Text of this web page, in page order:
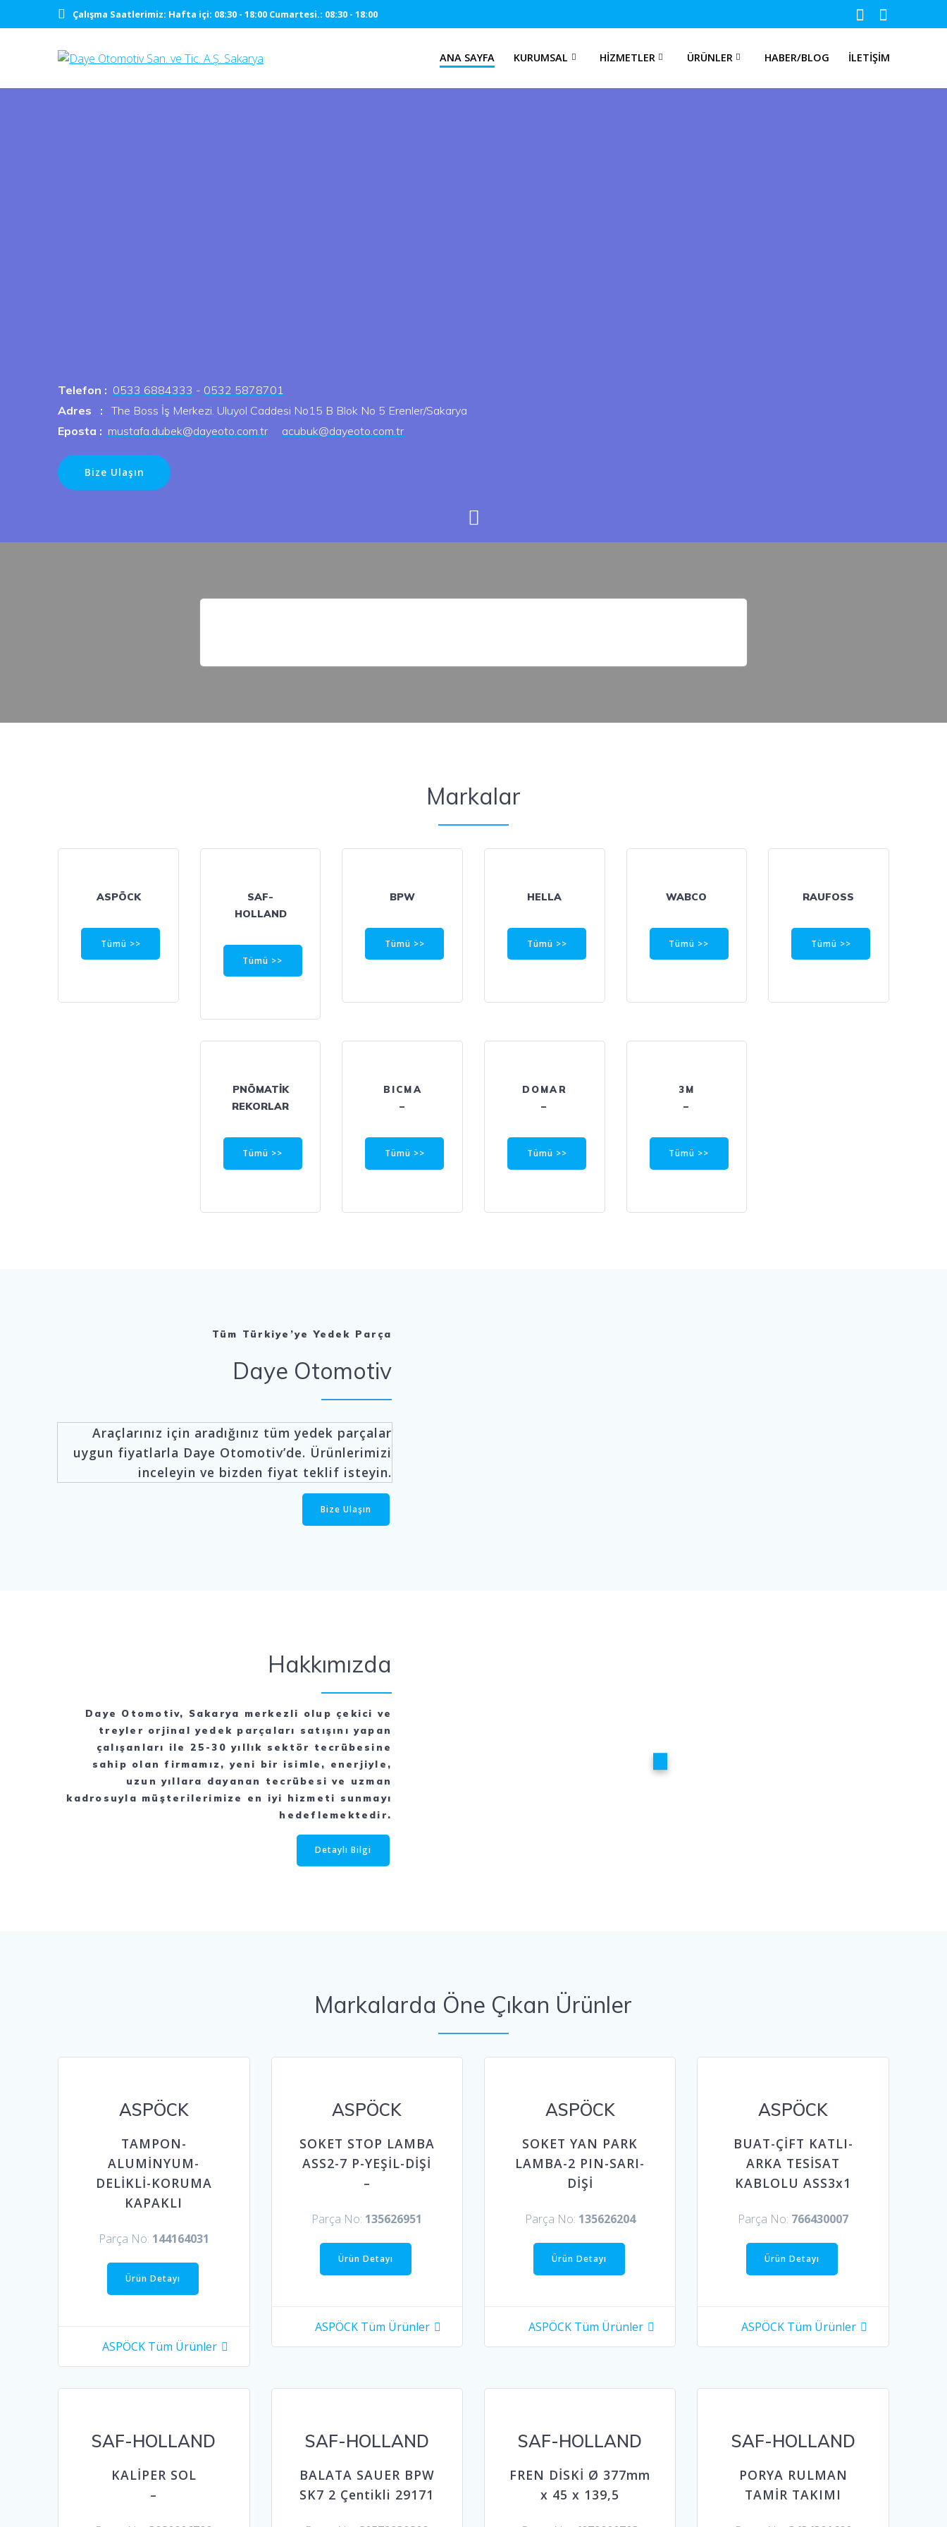
Çalışma Saatlerimiz: Hafta içi: 08:30 - 18:00 Cumartesi.: 08:30 - 18:00
ANA SAYFA KURUMSAL HIZMETLER ÜRÜNLER HABER/BLOG İLETIŞIM
Telefon : 0533 6884333 - 0532 5878701
Adres :
The Boss İş Merkezi. Uluyol Caddesi No15 B Blok No 5 Erenler/Sakarya
Eposta : mustafa.dubek@dayeoto.com.tr acubuk@dayeoto.com.tr
Bize Ulaşın
Markalar
ASPÖCK
Tümü >>
SAF-
HOLLAND
Tümü >>
BPW
Tümü >>
HELLA
Tümü >>
WABCO
Tümü >>
RAUFOSS
Tümü >>
PNÖMATİK
REKORLAR
Tümü >>
BICMA
–
Tümü >>
DOMAR
–
Tümü >>
3M
–
Tümü >>
Tüm Türkiye’ye Yedek Parça
Daye Otomotiv
Araçlarınız için aradığınız tüm yedek parçalar
uygun fiyatlarla Daye Otomotiv’de. Ürünlerimizi
inceleyin ve bizden fiyat teklif isteyin.
Bize Ulaşın
Hakkımızda
Daye Otomotiv, Sakarya merkezli olup çekici ve
treyler orjinal yedek parçaları satışını yapan
çalışanları ile 25-30 yıllık sektör tecrübesine
sahip olan firmamız, yeni bir isimle, enerjiyle,
uzun yıllara dayanan tecrübesi ve uzman
kadrosuyla müşterilerimize en iyi hizmeti sunmayı
hedeflemektedir.
Detaylı Bilgi
Markalarda Öne Çıkan Ürünler
ASPÖCK
TAMPON-
ALUMİNYUM-
DELİKLİ-KORUMA
KAPAKLI
Parça No: 144164031
Ürün Detayı
ASPÖCK Tüm Ürünler
ASPÖCK
SOKET STOP LAMBA
ASS2-7 P-YEŞİL-DİŞİ
–
Parça No: 135626951
Ürün Detayı
ASPÖCK Tüm Ürünler
ASPÖCK
SOKET YAN PARK
LAMBA-2 PIN-SARI-
DİŞİ
Parça No: 135626204
Ürün Detayı
ASPÖCK Tüm Ürünler
ASPÖCK
BUAT-ÇİFT KATLI-
ARKA TESİSAT
KABLOLU ASS3x1
Parça No: 766430007
Ürün Detayı
ASPÖCK Tüm Ürünler
SAF-HOLLAND
KALİPER SOL
–
SAF-HOLLAND
BALATA SAUER BPW
SK7 2 Çentikli 29171
SAF-HOLLAND
FREN DİSKİ Ø 377mm
x 45 x 139,5
SAF-HOLLAND
PORYA RULMAN
TAMİR TAKIMI